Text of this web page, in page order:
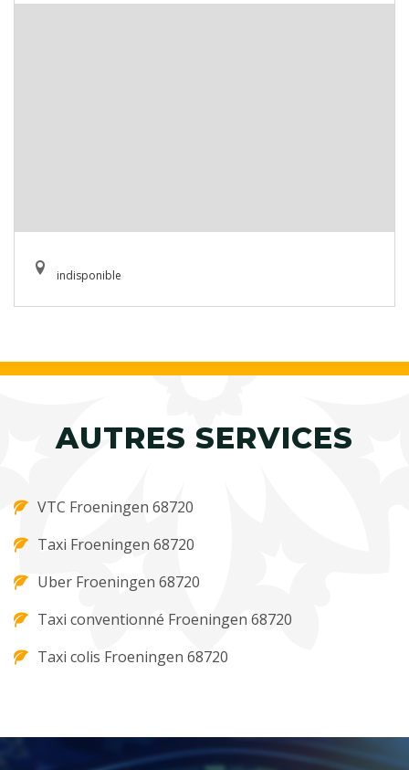
indisponible
AUTRES SERVICES
VTC Froeningen 68720
Taxi Froeningen 68720
Uber Froeningen 68720
Taxi conventionné Froeningen 68720
Taxi colis Froeningen 68720